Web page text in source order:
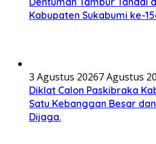
Kabupaten Sukabumi ke-
3 Agustus 20267 Agustus
Diklat Calon Paskibraka
Satu Kebanggan Besar
Dijaga.